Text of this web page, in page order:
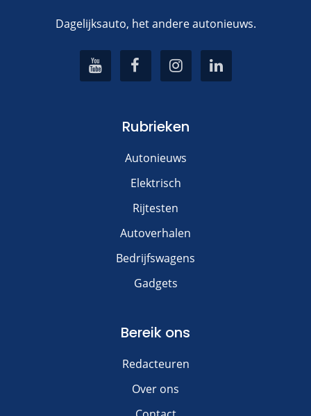
Dagelijksauto, het andere autonieuws.
Rubrieken
Autonieuws
Elektrisch
Rijtesten
Autoverhalen
Bedrijfswagens
Gadgets
Bereik ons
Redacteuren
Over ons